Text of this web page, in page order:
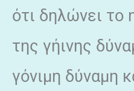
ότι δηλώνει το
της γήινης
γόνιμη δύναμη